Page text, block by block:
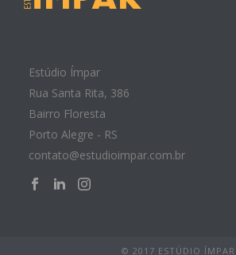
Estúdio Ímpar
Rua Santa Rita, 386
Bairro Floresta
Porto Alegre - RS
contato@estudioimpar.com.br
© 2017 ESTÚDIO ÍMPAR